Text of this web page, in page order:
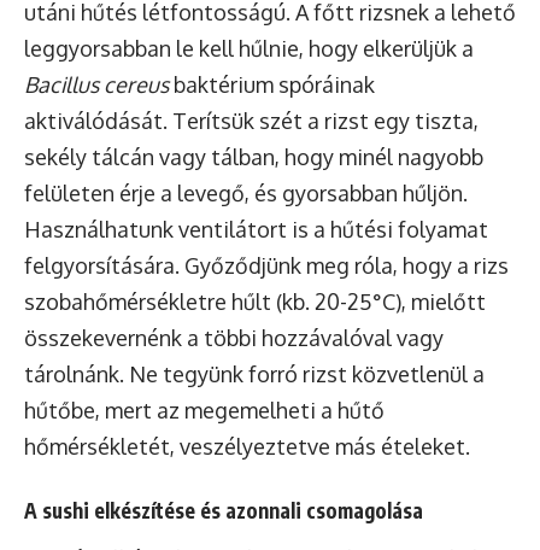
utáni hűtés létfontosságú. A főtt rizsnek a lehető
leggyorsabban le kell hűlnie, hogy elkerüljük a
Bacillus cereusbaktérium spóráinak
aktiválódását. Terítsük szét a rizst egy tiszta,
sekély tálcán vagy tálban, hogy minél nagyobb
felületen érje a levegő, és gyorsabban hűljön.
Használhatunk ventilátort is a hűtési folyamat
felgyorsítására. Győződjünk meg róla, hogy a rizs
szobahőmérsékletre hűlt (kb. 20-25°C), mielőtt
összekevernénk a többi hozzávalóval vagy
tárolnánk. Ne tegyünk forró rizst közvetlenül a
hűtőbe, mert az megemelheti a hűtő
hőmérsékletét, veszélyeztetve más ételeket.
A sushi elkészítése és azonnali csomagolása